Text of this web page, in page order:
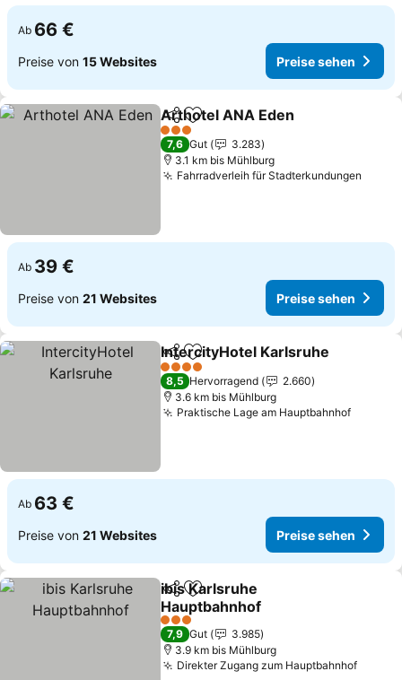
Ab 66 €
Preise von 15 Websites Preise sehen
TeilenZu Favoriten hinzufügen
Arthotel ANA Eden
3 Sterne
7,6 Gut
3.283
3.1 km bis Mühlburg
Fahrradverleih für Stadterkundungen
Ab 39 €
Preise von 21 Websites Preise sehen
TeilenZu Favoriten hinzufügen
IntercityHotel Karlsruhe
4 Sterne
8,5 Hervorragend
2.660
3.6 km bis Mühlburg
Praktische Lage am Hauptbahnhof
Ab 63 €
Preise von 21 Websites Preise sehen
TeilenZu Favoriten hinzufügen
ibis Karlsruhe
Hauptbahnhof
3 Sterne
7,9 Gut
3.985
3.9 km bis Mühlburg
Direkter Zugang zum Hauptbahnhof